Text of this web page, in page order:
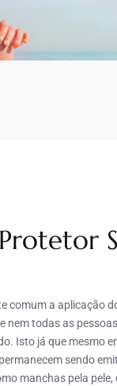
comum a aplicação
nem todas as
Isto já que mesmo
sendo
manchas pela pele,